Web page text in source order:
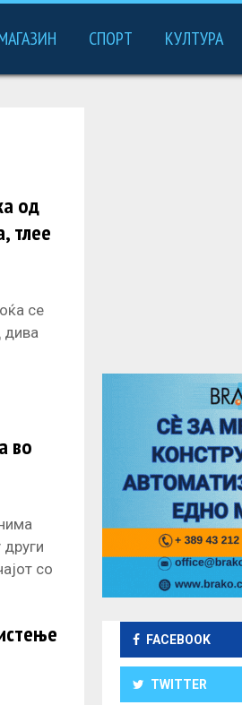
СПОРТ КУЛТУРА
од
тлее
се
дива
во
со
FACEBOOK
TWITTER